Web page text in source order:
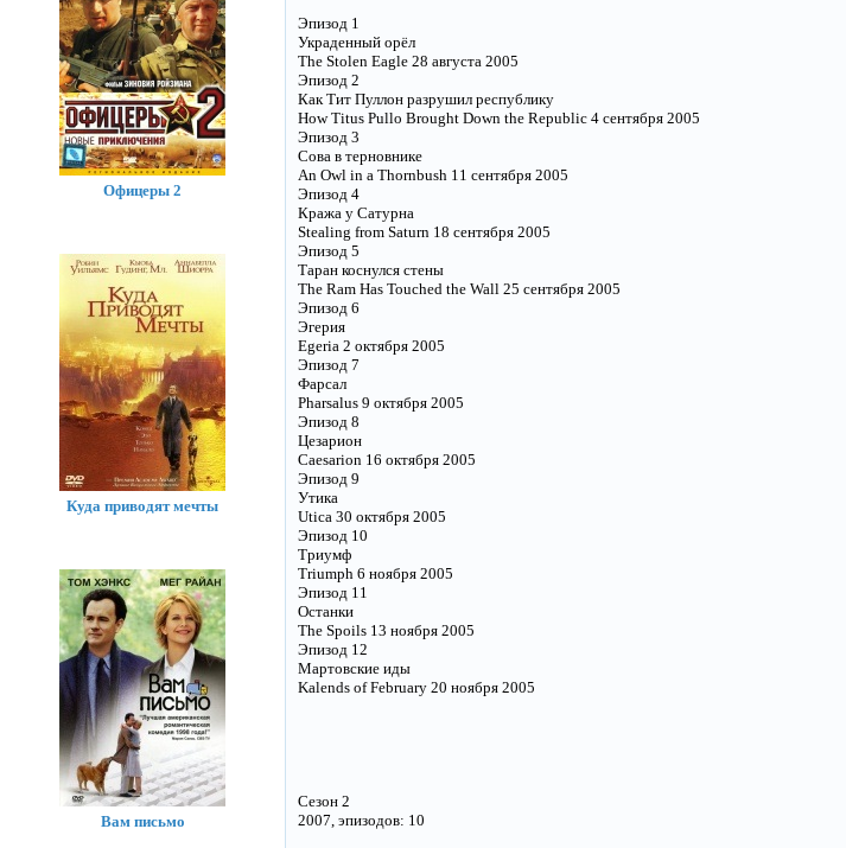
Эпизод 1
Украденный орёл
The Stolen Eagle 28 августа 2005
Эпизод 2
Как Тит Пуллон разрушил республику
How Titus Pullo Brought Down the Republic 4 сентября 2005
Эпизод 3
Сова в терновнике
An Owl in a Thornbush 11 сентября 2005
Эпизод 4
Кража у Сатурна
Stealing from Saturn 18 сентября 2005
Эпизод 5
Таран коснулся стены
The Ram Has Touched the Wall 25 сентября 2005
Эпизод 6
Эгерия
Egeria 2 октября 2005
Эпизод 7
Фарсал
Pharsalus 9 октября 2005
Эпизод 8
Цезарион
Caesarion 16 октября 2005
Эпизод 9
Утика
Utica 30 октября 2005
Эпизод 10
Триумф
Triumph 6 ноября 2005
Эпизод 11
Останки
The Spoils 13 ноября 2005
Эпизод 12
Мартовские иды
Kalends of February 20 ноября 2005
Сезон 2
2007, эпизодов: 10
Офицеры 2
Куда приводят мечты
Вам письмо